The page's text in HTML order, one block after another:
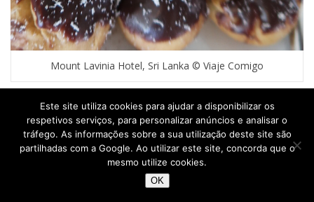
Mount Lavinia Hotel, Sri Lanka © Viaje Comigo
Este site utiliza cookies para ajudar a disponibilizar os
respetivos serviços, para personalizar anúncios e analisar o
tráfego. As informações sobre a sua utilização deste site são
partilhadas com a Google. Ao utilizar este site, concorda que o
mesmo utilize cookies.
OK